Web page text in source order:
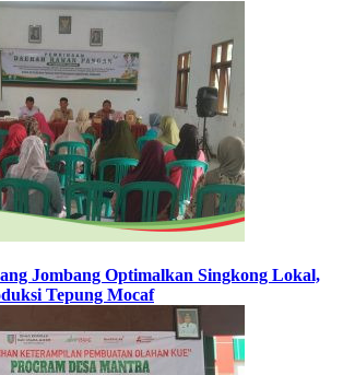
Jombang Optimalkan Singkong Lokal,
Tepung Mocaf